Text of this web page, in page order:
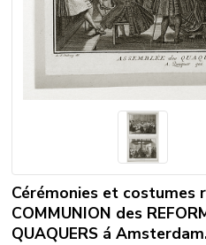
Cérémonies et costumes
COMMUNION des
QUAQUERS á